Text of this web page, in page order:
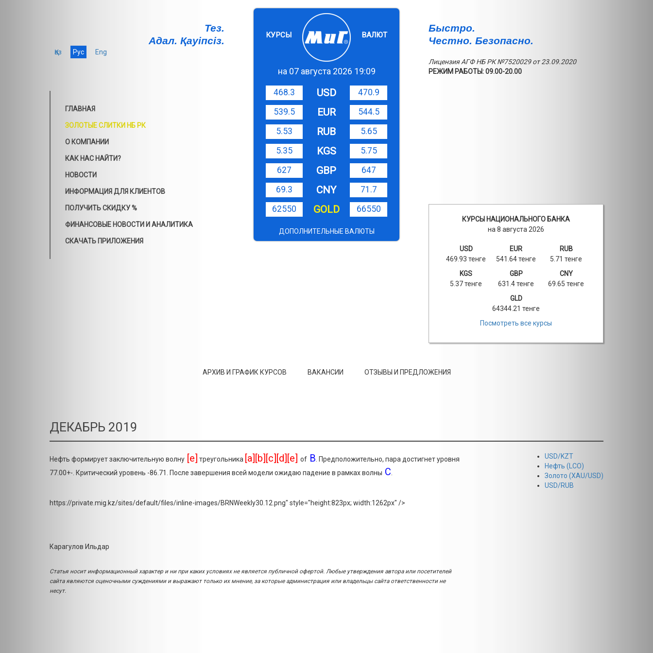
Тез.
Адал. Қауiпсiз.
Быстро.
Честно. Безопасно.
КУРСЫ ВАЛЮТ
на 07 августа 2026 19:09
468.3 USD
470.9
539.5
EUR
544.5
5.53
RUB
5.65
5.35
KGS
5.75
627
GBP
647
69.3
CNY
71.7
62550
GOLD 66550
ДОПОЛНИТЕЛЬНЫЕ ВАЛЮТЫ
Лицензия АГФ НБ РК №7520029 от 23.09.2020
РЕЖИМ РАБОТЫ: 09.00-20.00
КУРСЫ НАЦИОНАЛЬНОГО БАНКА
на 8 августа 2026
USD
469.93 тенге
EUR
541.64 тенге
RUB
5.71 тенге
KGS
5.37 тенге
GBP
631.4 тенге
CNY
69.65 тенге
GLD
64344.21 тенге
Посмотреть все курсы
Қаз Рус Eng
ГЛАВНАЯ
ЗОЛОТЫЕ СЛИТКИ НБ РК
О КОМПАНИИ
КАК НАС НАЙТИ?
НОВОСТИ
ИНФОРМАЦИЯ ДЛЯ КЛИЕНТОВ
ПОЛУЧИТЬ СКИДКУ %
ФИНАНСОВЫЕ НОВОСТИ И АНАЛИТИКА
СКАЧАТЬ ПРИЛОЖЕНИЯ
АРХИВ И ГРАФИК КУРСОВ ВАКАНСИИ ОТЗЫВЫ И ПРЕДЛОЖЕНИЯ
ДЕКАБРЬ 2019
Нефть формирует заключительную волну [e] треугольника [a][b][c][d][e] of B . Предположительно, пара достигнет уровня
77.00+-. Критический уровень -86.71. После завершения всей модели ожидаю падение в рамках волны С
https://private.mig.kz/sites/default/files/inline-images/BRNWeekly30.12.png" style="height:823px; width:1262px" />
Карагулов Ильдар
Статья носит информационный характер и ни при каких условиях не является публичной офертой. Любые утверждения автора или посетителей
сайта являются оценочными суждениями и выражают только их мнение, за которые администрация или владельцы сайта ответственности не
несут.
USD/KZT
Нефть (LCO)
Золото (XAU/USD)
USD/RUB